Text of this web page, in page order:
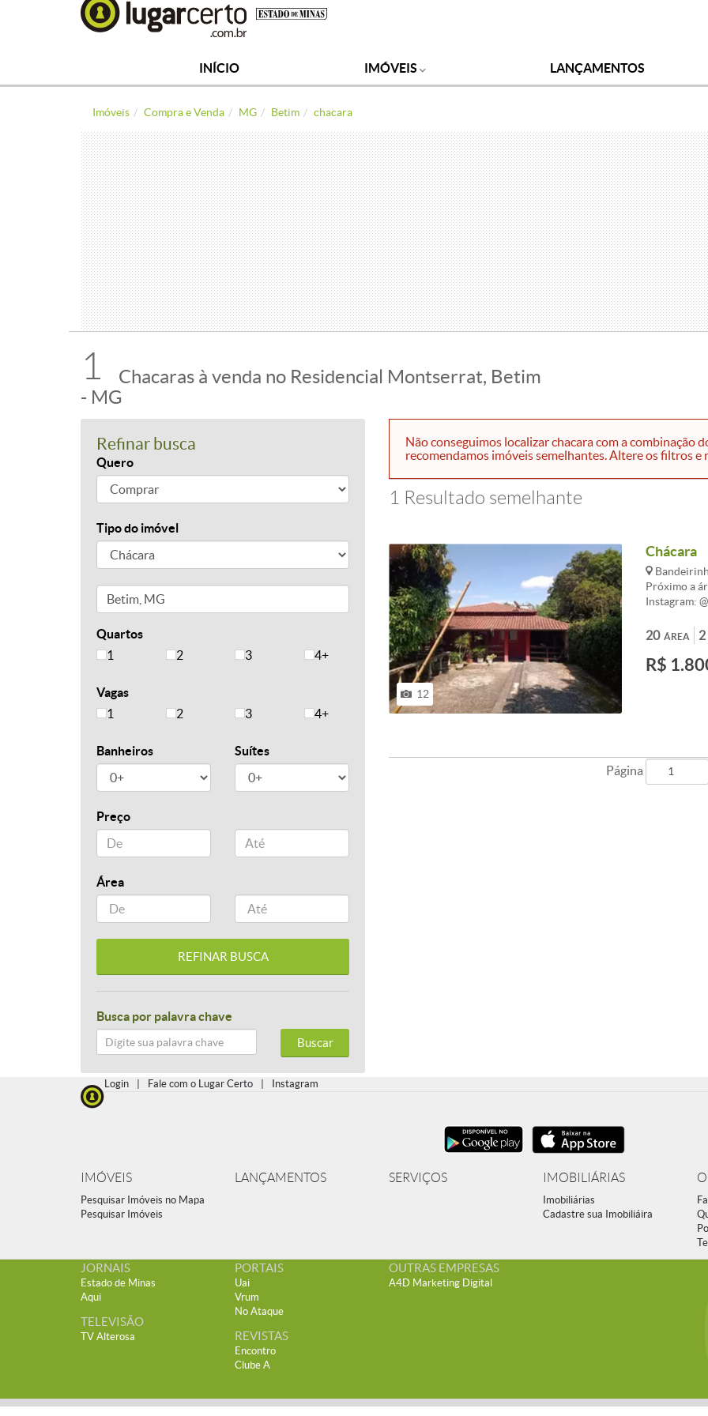
INÍCIO IMÓVEIS LANÇAMENTOS
Imóveis Compra e Venda MG Betim chacara
1
Chacaras à venda no Residencial Montserrat, Betim
- MG
Refinar busca
Quero
Tipo do imóvel
Quartos
1
2 3 4+
Vagas
1
2 3 4+
Banheiros Suítes
Preço
Área
Busca por palavra chave
Buscar
Não conseguimos localizar chacara com a combinação
recomendamos imóveis semelhantes. Altere os filtros e
1 Resultado semelhante
12
Chácara
Próximo a
Instagram:
ÁREA
20 2
R$
Página
Login Fale com o Lugar Certo Instagram
IMÓVEIS
Pesquisar Imóveis no Mapa
Pesquisar Imóveis
LANÇAMENTOS SERVIÇOS IMOBILIÁRIAS
Imobiliárias
Cadastre sua Imobiliáira
JORNAIS
Estado de Minas
Aqui
TELEVISÃO
TV Alterosa
PORTAIS
Uai
Vrum
No Ataque
REVISTAS
Encontro
Clube A
OUTRAS EMPRESAS
A4D Marketing Digital